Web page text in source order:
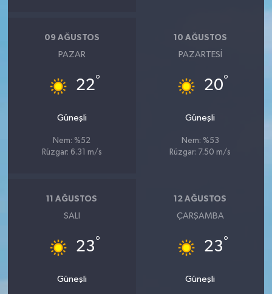
09 AĞUSTOS
PAZAR
22°
Güneşli
Nem: %52
Rüzgar: 6.31 m/s
10 AĞUSTOS
PAZARTESI
20°
Güneşli
Nem: %53
Rüzgar: 7.50 m/s
11 AĞUSTOS
SALI
23°
Güneşli
12 AĞUSTOS
ÇARŞAMBA
23°
Güneşli